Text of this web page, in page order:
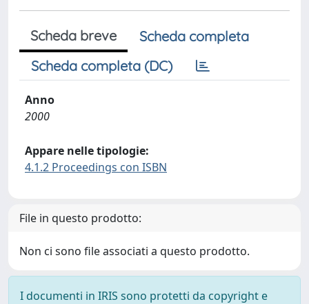
Scheda breve
Scheda completa
Scheda completa (DC)
Anno
2000
Appare nelle tipologie:
4.1.2 Proceedings con ISBN
File in questo prodotto:
Non ci sono file associati a questo prodotto.
I documenti in IRIS sono protetti da copyright e